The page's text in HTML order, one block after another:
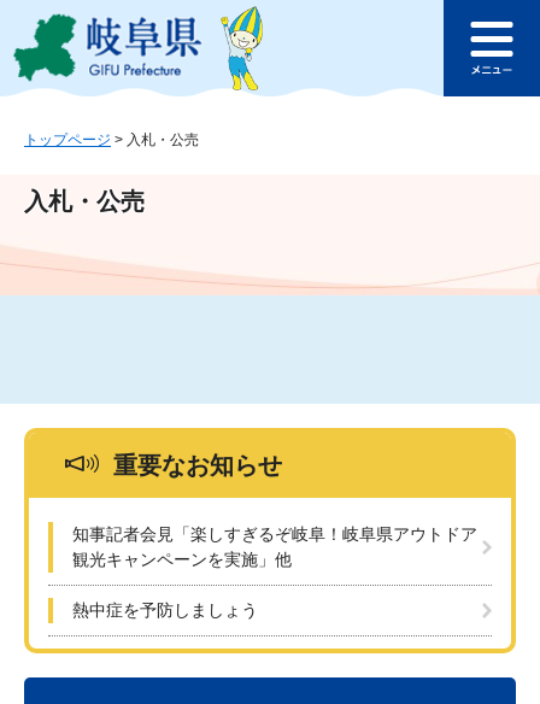
ジ
ュ
文
このページの本文へ
ュ
トップページ > 入札・公売
入札・公売
重要なお知らせ
知事記者会見「楽しすぎるぞ岐阜！岐阜県アウトドア
観光キャンペーンを実施」他
熱中症を予防しましょう